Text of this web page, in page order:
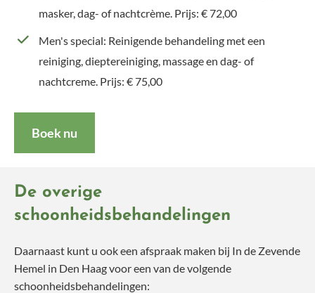
masker, dag- of nachtcrème. Prijs: € 72,00
Men's special: Reinigende behandeling met een
reiniging, dieptereiniging, massage en dag- of
nachtcreme. Prijs: € 75,00
Boek nu
De overige
schoonheidsbehandelingen
Daarnaast kunt u ook een afspraak maken bij In de Zevende
Hemel in Den Haag voor een van de volgende
schoonheidsbehandelingen: